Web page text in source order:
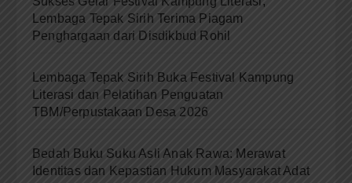
Lembaga Tepak Sirih Terima Piagam
Penghargaan dari Disdikbud Rohil
Lembaga Tepak Sirih Buka Festival Kampung
Literasi dan Pelatihan Penguatan
TBM/Perpustakaan Desa 2026
Bedah Buku Suku Asli Anak Rawa: Merawat
Identitas dan Kepastian Hukum Masyarakat Adat